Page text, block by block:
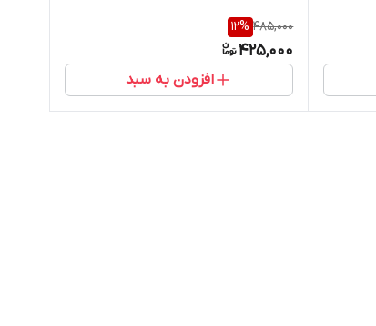
485,000
12%
425,000
افزودن به سبد